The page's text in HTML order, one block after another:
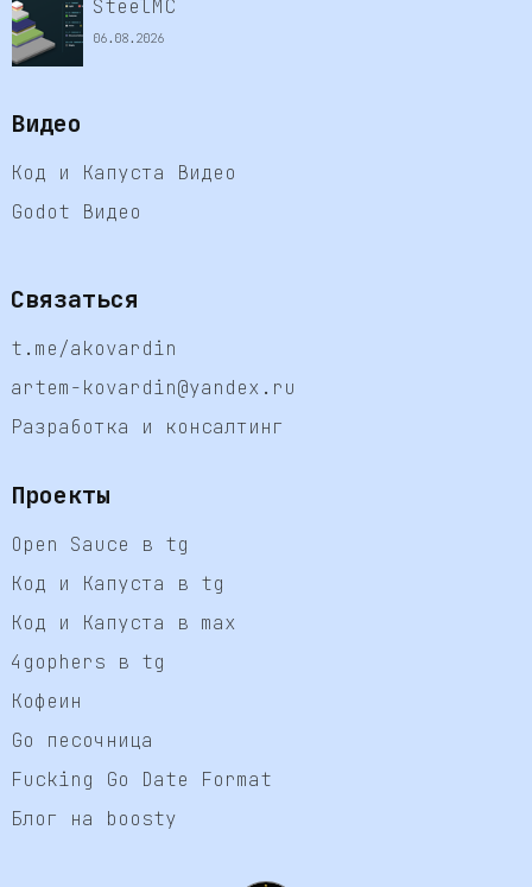
SteelMC
06.08.2026
Видео
Код и Капуста Видео
Godot Видео
Связаться
t.me/akovardin
artem-kovardin@yandex.ru
Разработка и консалтинг
Проекты
Open Sauce в tg
Код и Капуста в tg
Код и Капуста в max
4gophers в tg
Кофеин
Go песочница
Fucking Go Date Format
Блог на boosty